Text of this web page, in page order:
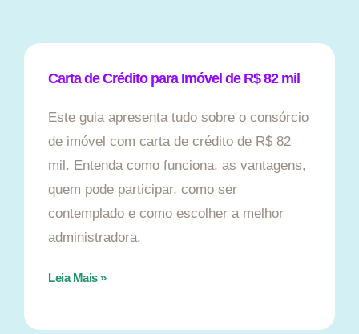
Carta de Crédito para Imóvel de R$ 82 mil
Este guia apresenta tudo sobre o consórcio
de imóvel com carta de crédito de R$ 82
mil. Entenda como funciona, as vantagens,
quem pode participar, como ser
contemplado e como escolher a melhor
administradora.
Leia Mais »